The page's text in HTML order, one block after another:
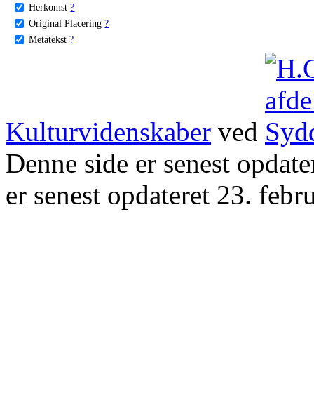
Herkomst ?
Original Placering ?
Metatekst ?
Kulturvidenskaber ved
Denne side er senest
er senest opdateret 23.